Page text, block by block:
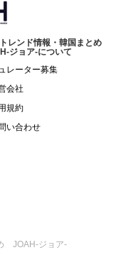
レンド情報・韓国まとめ
ジョア-について
レーター募集
会社
規約
い合わせ
JOAH-ジョア-